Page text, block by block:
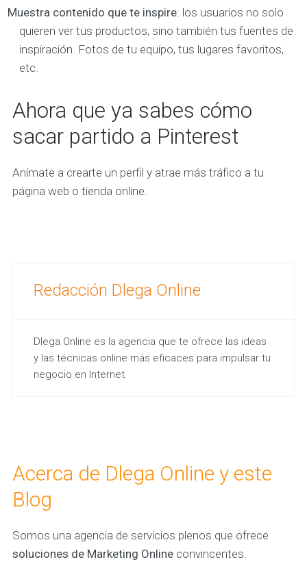
Muestra contenido que te inspire: los usuarios no solo
quieren ver tus productos, sino también tus fuentes de
inspiración. Fotos de tu equipo, tus lugares favoritos,
etc.
Ahora que ya sabes cómo
sacar partido a Pinterest
Anímate a crearte un perfil y atrae más tráfico a tu
página web o tienda online.
Redacción Dlega Online
Dlega Online es la agencia que te ofrece las ideas
y las técnicas online más eficaces para impulsar tu
negocio en Internet.
Acerca de Dlega Online y este
Blog
Somos una agencia de servicios plenos que ofrece
soluciones de Marketing Onlineconvincentes.